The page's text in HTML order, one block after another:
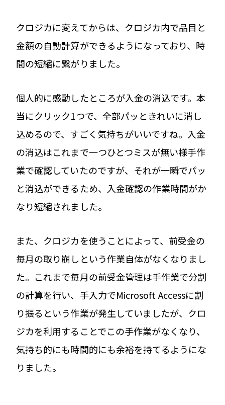
クロジカに変えてからは、クロジカ内で品目と
金額の自動計算ができるようになっており、時
間の短縮に繋がりました。
個人的に感動したところが入金の消込です。本
当にクリック1つで、全部パッときれいに消し
込めるので、すごく気持ちがいいですね。入金
の消込はこれまで一つひとつミスが無い様手作
業で確認していたのですが、それが一瞬でパッ
と消込ができるため、入金確認の作業時間がか
なり短縮されました。
また、クロジカを使うことによって、前受金の
毎月の取り崩しという作業自体がなくなりまし
た。これまで毎月の前受金管理は手作業で分割
の計算を行い、手入力でMicrosoft Accessに割
り振るという作業が発生していましたが、クロ
ジカを利用することでこの手作業がなくなり、
気持ち的にも時間的にも余裕を持てるようにな
りました。